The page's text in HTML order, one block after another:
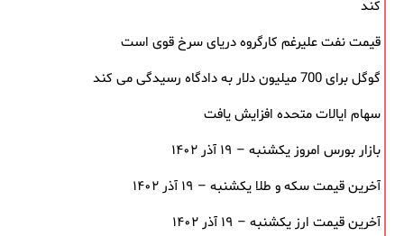
کند
قیمت نفت علیرغم کارگروه دریای سرخ قوی است
گوگل برای 700 میلیون دلار به دادگاه رسیدگی می کند
سهام ایالات متحده افزایش یافت
بازار بورس امروز یکشنبه – ۱۹ آذر ۱۴۰۲
آخرین قیمت سکه و طلا یکشنبه – ۱۹ آذر ۱۴۰۲
آخرین قیمت ارز یکشنبه – ۱۹ آذر ۱۴۰۲